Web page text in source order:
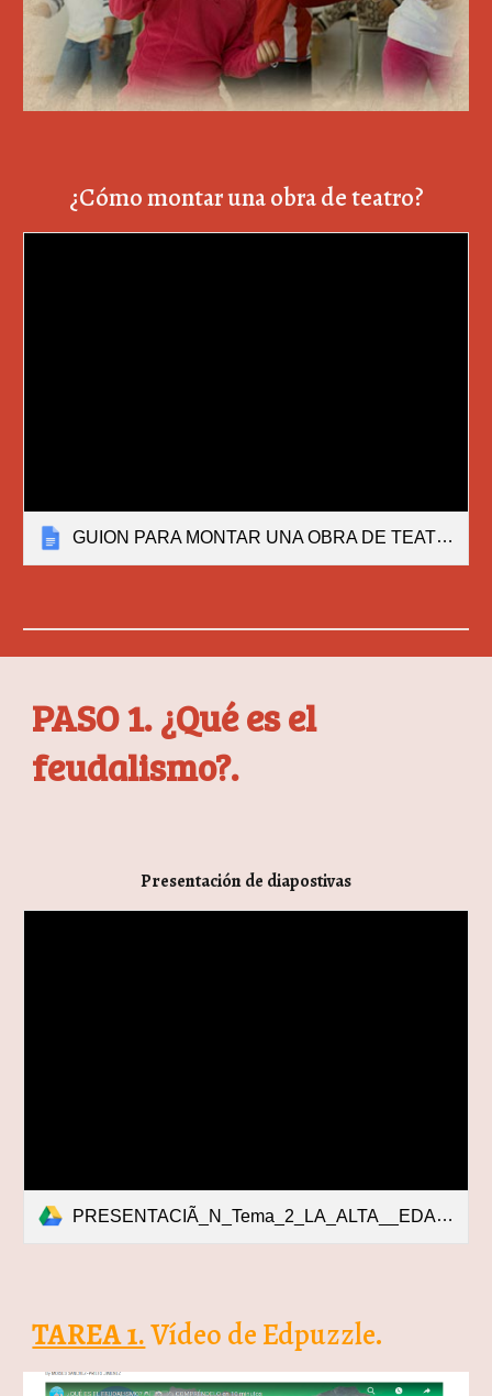
¿Cómo montar una obra de teatro?
GUION PARA MONTAR UNA OBRA DE TEATRO.docx
PASO 1. ¿Qué es el
feudalismo?.
Presentación de diapostivas
PRESENTACIÃ_N_Tema_2_LA_ALTA__EDAD_MEDIA._INICIO_DEL_FEUDALISMO.pdf
TAREA 1.Vídeo de Edpuzzle.